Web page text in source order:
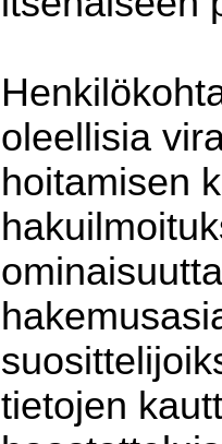
oleellisia
hoitamisen
tietojen